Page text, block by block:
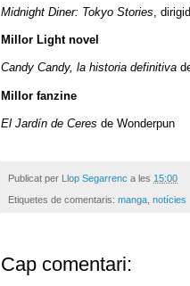
Midnight Diner: Tokyo Stories,
Millor Light novel
Candy Candy, la historia definitiva
Millor fanzine
El Jardín de Ceres de Wonderpun
Publicat per Llop Segarrenc a les 15:00
Etiquetes de comentaris: manga notícies
Cap comentari: